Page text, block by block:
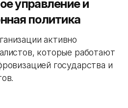
управление и
политика
активно
которые работают
государства и